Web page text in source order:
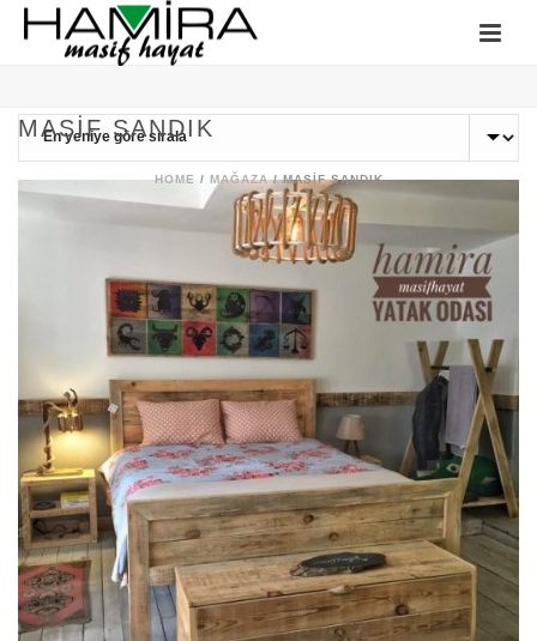
MASIF SANDIK
HOME / MAĞAZA/MASIF SANDIK